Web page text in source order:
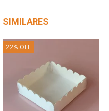
SIMILARES
22% OFF